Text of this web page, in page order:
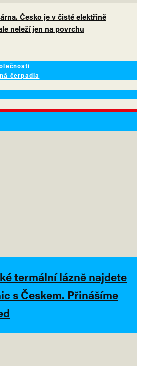
Česko je v čisté elektřině
neleží jen na povrchu
čerpadla
termální lázně najdete
s Českem. Přinášíme